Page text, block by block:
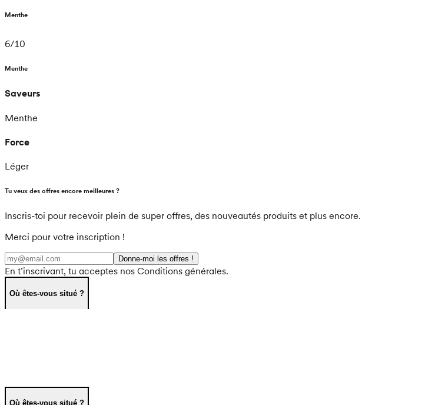
Menthe
6/10
Menthe
Saveurs
Menthe
Force
Léger
Tu veux des offres encore meilleures ?
Inscris-toi pour recevoir plein de super offres, des nouveautés produits et plus encore.
Merci pour votre inscription !
Donne-moi les offres !
En t’inscrivant, tu acceptes nos Conditions générales.
Où êtes-vous situé ?
Où êtes-vous situé ?